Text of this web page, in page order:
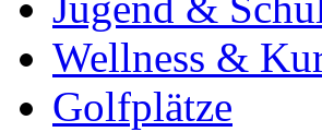
Wellness &
Golfplätze